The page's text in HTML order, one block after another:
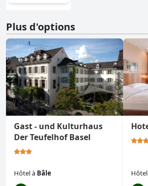
Plus d'options
Gast - und Kulturhaus
Der Teufelhof Basel
Hôtelà Bâle Hôtel